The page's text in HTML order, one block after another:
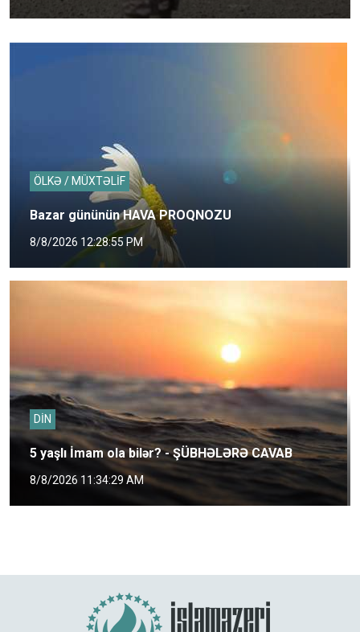
ÖLKƏ / MÜXTƏLİF
Bazar gününün HAVA PROQNOZU
8/8/2026 12:28:55 PM
DİN
5 yaşlı İmam ola bilər? - ŞÜBHƏLƏRƏ CAVAB
8/8/2026 11:34:29 AM